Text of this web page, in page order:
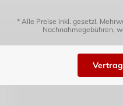
* Alle Preise inkl. gesetzl.
Nachnahmegebühren,